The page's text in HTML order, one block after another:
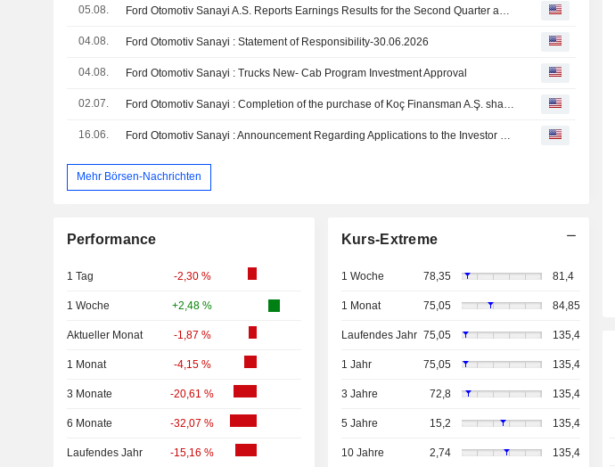
05.08.
04.08. Ford Otomotiv Sanayi : Statement of Responsibility-30.06.2026
04.08. Ford Otomotiv Sanayi : Trucks New- Cab Program Investment Approval
02.07.
16.06.
Mehr Börsen-Nachrichten
Performance
1 Tag -2,30 %
1 Woche +2,48 %
Aktueller Monat -1,87 %
1 Monat -4,15 %
3 Monate -20,61 %
6 Monate -32,07 %
Laufendes Jahr -15,16 %
Kurs-Extreme
1 Woche 78,35 81,4
1 Monat 75,05 84,85
Laufendes Jahr 75,05 135,4
1 Jahr 75,05 135,4
3 Jahre 72,8 135,4
5 Jahre 15,2 135,4
10 Jahre 2,74 135,4